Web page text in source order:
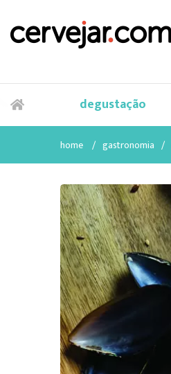
degustação
home / gastronomia /